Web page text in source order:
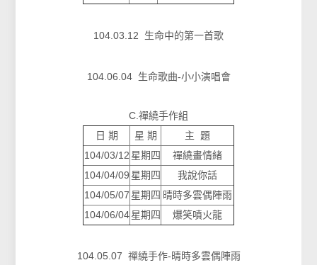
104.03.12 生命中的第一首歌
104.06.04 生命歌曲-小小演唱會
C.禪繞手作組
日 期
星 期
主 題
104/03/12 星期四
禪繞畫情緒
104/04/09 星期四
我說你話
104/05/07 星期四 晴時多雲偶陣雨
104/06/04 星期四 爆笑噴火龍
104.05.07 禪繞手作-晴時多雲偶陣雨